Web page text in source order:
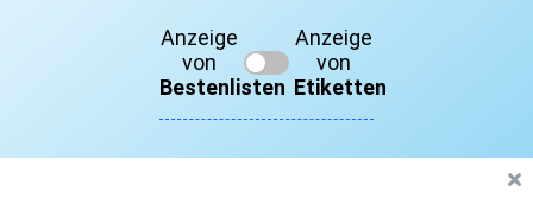
Anzeige
von
Bestenlisten
Anzeige
von
Etiketten